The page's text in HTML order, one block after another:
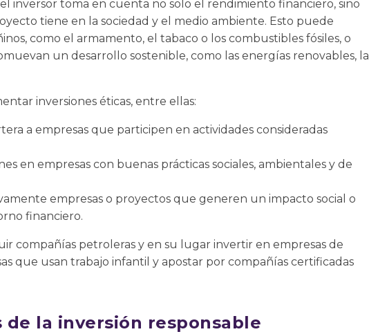
inversor toma en cuenta no solo el rendimiento financiero, sino
tiene en la sociedad y el medio ambiente. Esto puede
como el armamento, el tabaco o los combustibles fósiles, o
un desarrollo sostenible, como las energías renovables, la
inversiones éticas, entre ellas:
a empresas que participen en actividades consideradas
en empresas con buenas prácticas sociales, ambientales y de
empresas o proyectos que generen un impacto social o
financiero.
compañías petroleras y en su lugar invertir en empresas de
que usan trabajo infantil y apostar por compañías certificadas
de la inversión responsable